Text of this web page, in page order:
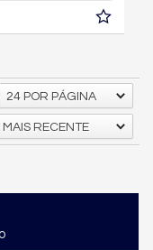
24 POR PÁGINA
MAIS RECENTE